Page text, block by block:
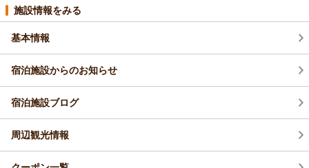
施設情報をみる
基本情報
宿泊施設からのお知らせ
宿泊施設ブログ
周辺観光情報